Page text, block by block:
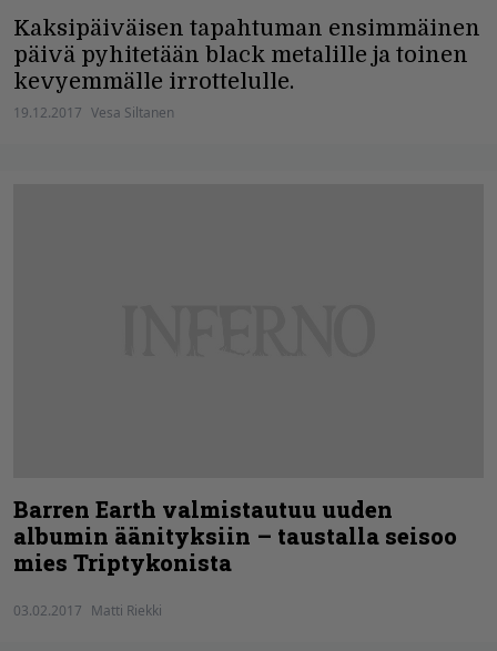
Kaksipäiväisen tapahtuman ensimmäinen
päivä pyhitetään black metalille ja toinen
kevyemmälle irrottelulle.
19.12.2017 Vesa Siltanen
Barren Earth valmistautuu uuden
albumin äänityksiin – taustalla seisoo
mies Triptykonista
03.02.2017 Matti Riekki